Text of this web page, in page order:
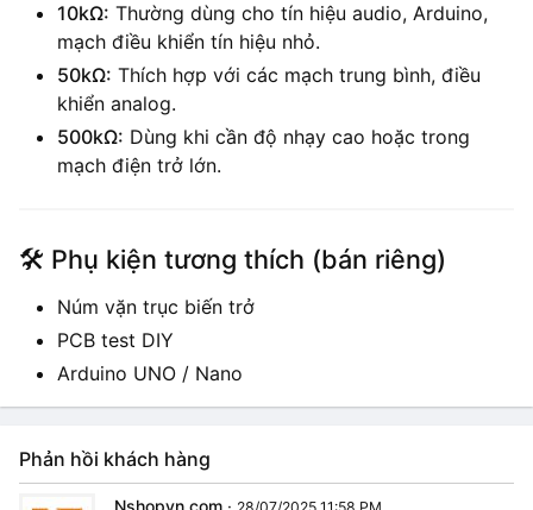
10kΩ: Thường dùng cho tín hiệu audio, Arduino,
mạch điều khiển tín hiệu nhỏ.
50kΩ: Thích hợp với các mạch trung bình, điều
khiển analog.
500kΩ: Dùng khi cần độ nhạy cao hoặc trong
mạch điện trở lớn.
🛠️ Phụ kiện tương thích (bán riêng)
Núm vặn trục biến trở
PCB test DIY
Arduino UNO / Nano
Phản hồi khách hàng